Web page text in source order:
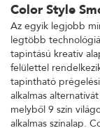
Color Style
Az egyik legjobb
legtöbb
tapintású kreatív
felülettel
tapintható
alkalmas
melyből 9 szín
alkalmas színalap.